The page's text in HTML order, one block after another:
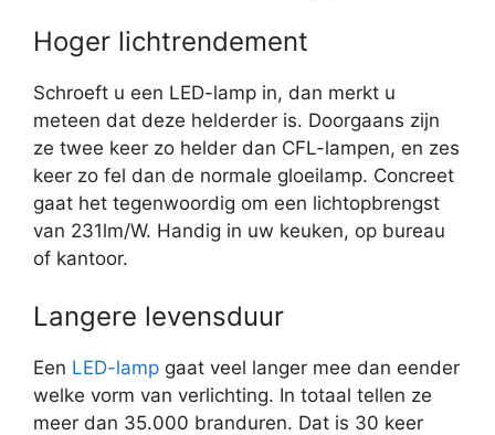
Hoger lichtrendement
Schroeft u een LED-lamp in, dan merkt u
meteen dat deze helderder is. Doorgaans zijn
ze twee keer zo helder dan CFL-lampen, en zes
keer zo fel dan de normale gloeilamp. Concreet
gaat het tegenwoordig om een lichtopbrengst
van 231lm/W. Handig in uw keuken, op bureau
of kantoor.
Langere levensduur
Een LED-lamp gaat veel langer mee dan eender
welke vorm van verlichting. In totaal tellen ze
meer dan 35.000 branduren. Dat is 30 keer